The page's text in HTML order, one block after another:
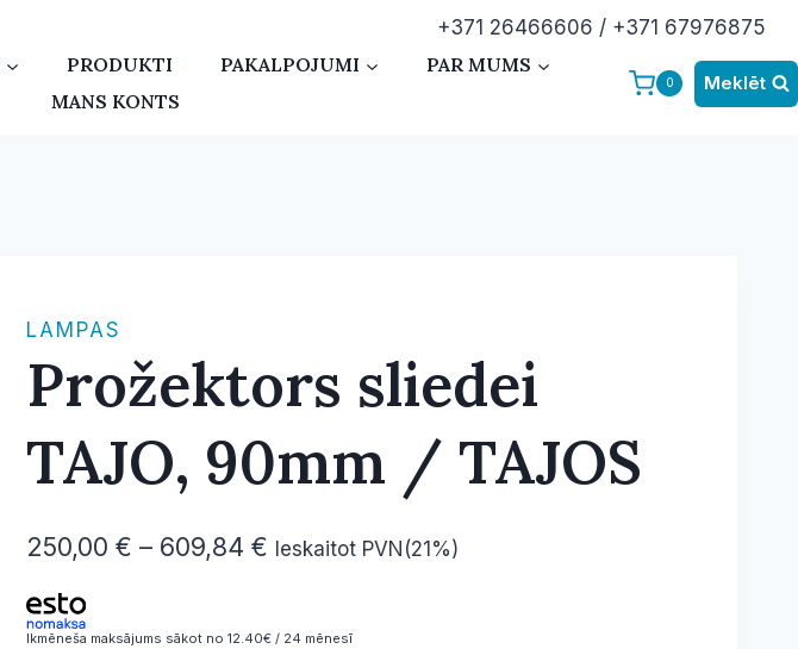
+371 26466606 / +371 67976875
PRODUKTI PAKALPOJUMI
PAR MUMS
MANS KONTS
0 Meklēt
LAMPAS
Prožektors sliedei
TAJO, 90mm / TAJOS
250,00 € – 609,84 €Price
250,00 €
Ieskaitot PVN(21%)
Ikmēneša maksājums sākot no 12.40€ / 24 mēnesī